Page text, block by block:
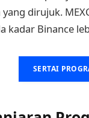
dirujuk.
kadar Binance
SERTAI